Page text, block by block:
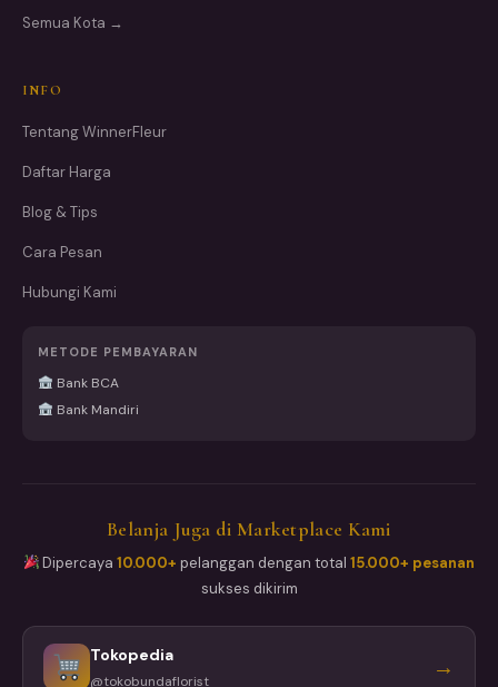
Semua Kota →
INFO
Tentang WinnerFleur
Daftar Harga
Blog & Tips
Cara Pesan
Hubungi Kami
METODE PEMBAYARAN
Bank BCA
Bank Mandiri
Belanja Juga di Marketplace Kami
Dipercaya10.000+ pelanggan dengan total15.000+ pesanan
sukses dikirim
Tokopedia
@tokobundaflorist →